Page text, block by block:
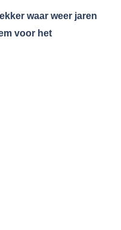
waar weer jaren
voor het